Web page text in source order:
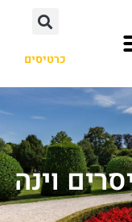
כרטיסים
וינה